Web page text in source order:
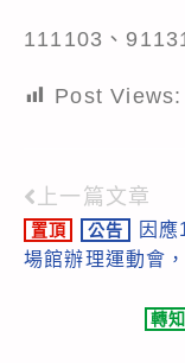
111103、
Post Views:
Read
more
上一篇文章
置頂 公告
因
場館辦理運動會
轉知